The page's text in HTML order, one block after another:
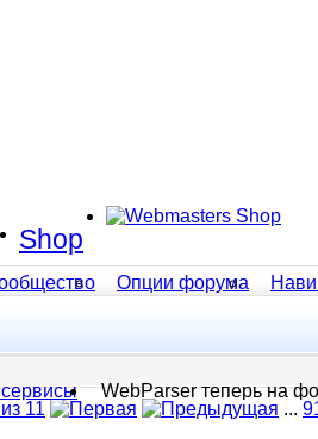
Опции форума
Shop
WebParser теперь на
11 ... 9